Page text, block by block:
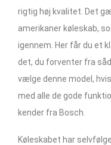
rigtig høj kvalitet. Det
amerikaner køleskab,
igennem. Her får du et
det, du forventer fra
vælge denne model,
med alle de gode
kender fra Bosch.
Køleskabet har